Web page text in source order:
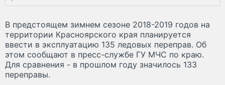
В предстоящем зимнем сезоне 2018-2019 годов на
территории Красноярского края планируется
ввести в эксплуатацию 135 ледовых переправ. Об
этом сообщают в пресс-службе ГУ МЧС по краю.
Для сравнения - в прошлом году значилось 133
переправы.